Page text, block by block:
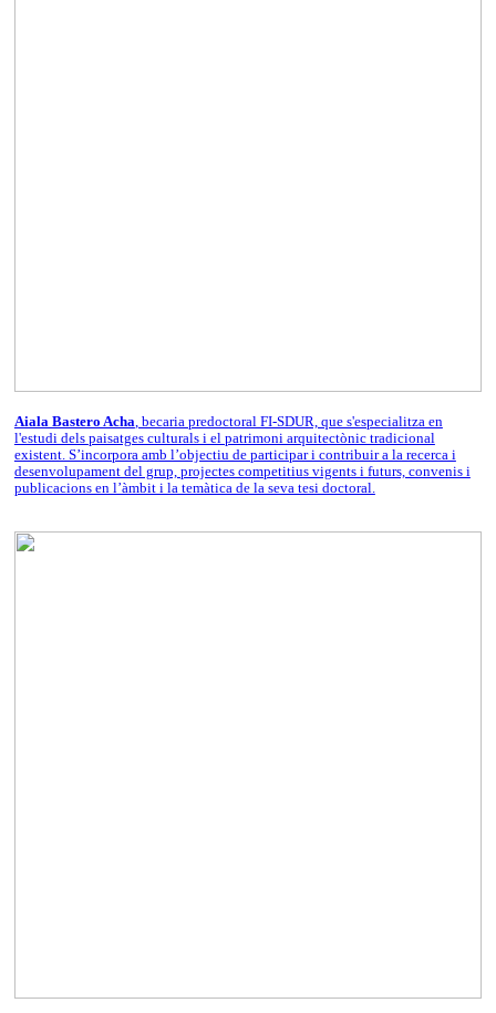
Aiala Bastero Acha, becaria predoctoral FI-SDUR, que s'especialitza en
l'estudi dels paisatges culturals i el patrimoni arquitectònic tradicional
existent. S’incorpora amb l’objectiu de participar i contribuir a la recerca i
desenvolupament del grup, projectes competitius vigents i futurs, convenis i
publicacions en l’àmbit i la temàtica de la seva tesi doctoral.